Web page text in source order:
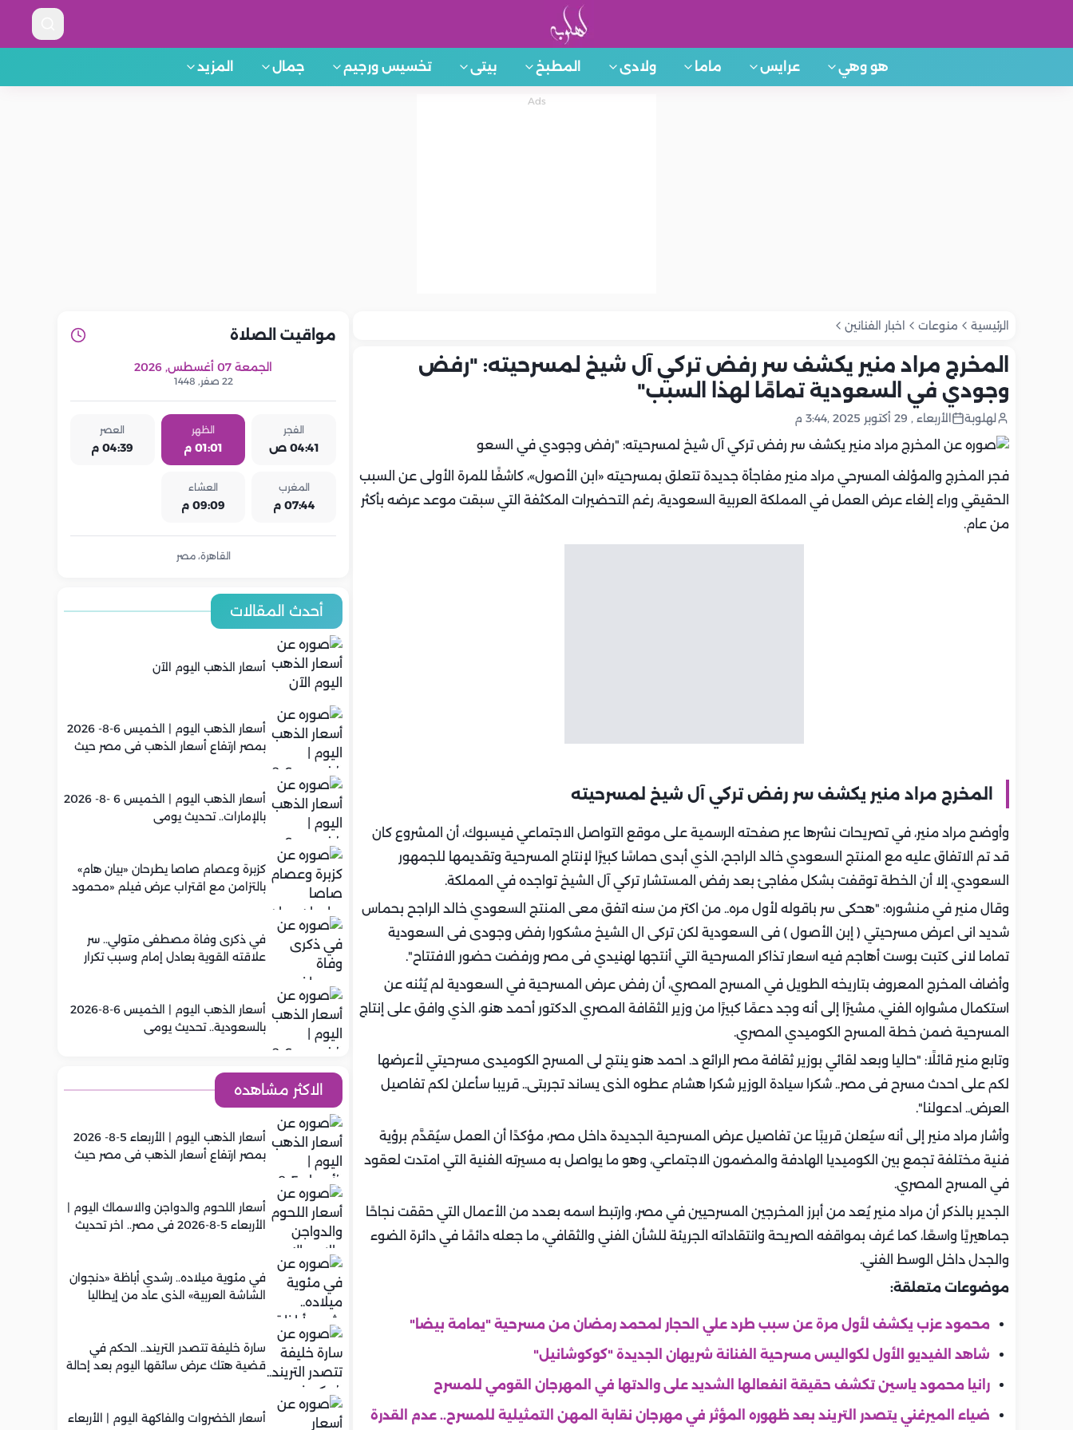
هو وهي عرايس ماما ولادى المطبخ بيتى تخسيس ورجيم جمال المزيد
الرئيسية منوعات اخبار الفنانين
المخرج مراد منير يكشف سر رفض تركي آل شيخ لمسرحيته: "رفض
وجودي في السعودية تمامًا لهذا السبب"
لهلوبة الأربعاء , 29 أكتوبر 2025 ,3:44 م
فجر المخرج والمؤلف المسرحي مراد منير مفاجأة جديدة تتعلق بمسرحيته «ابن الأصول»، كاشفًا للمرة الأولى عن السبب
الحقيقي وراء إلغاء عرض العمل في المملكة العربية السعودية، رغم التحضيرات المكثفة التي سبقت موعد عرضه بأكثر
من عام.
المخرج مراد منير يكشف سر رفض تركي آل شيخ لمسرحيته
وأوضح مراد منير، في تصريحات نشرها عبر صفحته الرسمية على موقع التواصل الاجتماعي فيسبوك، أن المشروع كان
قد تم الاتفاق عليه مع المنتج السعودي خالد الراجح، الذي أبدى حماسًا كبيرًا لإنتاج المسرحية وتقديمها للجمهور
السعودي، إلا أن الخطة توقفت بشكل مفاجئ بعد رفض المستشار تركي آل الشيخ تواجده في المملكة.
وقال منير في منشوره: "هحكى سر باقوله لأول مره.. من اكتر من سنه اتفق معى المنتج السعودي خالد الراجح بحماس
شديد انى اعرض مسرحيتي ( إبن الأصول ) فى السعودية لكن تركى ال الشيخ مشكورا رفض وجودى فى السعودية
تماما لانى كتبت بوست أهاجم فيه اسعار تذاكر المسرحية التي أنتجها لهنيدي فى مصر ورفضت حضور الافتتاح".
وأضاف المخرج المعروف بتاريخه الطويل في المسرح المصري، أن رفض عرض المسرحية في السعودية لم يُثنه عن
استكمال مشواره الفني، مشيرًا إلى أنه وجد دعمًا كبيرًا من وزير الثقافة المصري الدكتور أحمد هنو، الذي وافق على إنتاج
المسرحية ضمن خطة المسرح الكوميدي المصري.
وتابع منير قائلًا: "حاليا وبعد لقائي بوزير ثقافة مصر الرائع د. احمد هنو ينتج لى المسرح الكوميدى مسرحيتي لأعرضها
لكم على احدث مسرح فى مصر.. شكرا سيادة الوزير شكرا هشام عطوه الذى يساند تجربتى.. قريبا سأعلن لكم تفاصيل
العرض.. ادعولنا".
وأشار مراد منير إلى أنه سيُعلن قريبًا عن تفاصيل عرض المسرحية الجديدة داخل مصر، مؤكدًا أن العمل سيُقدَّم برؤية
فنية مختلفة تجمع بين الكوميديا الهادفة والمضمون الاجتماعي، وهو ما يواصل به مسيرته الفنية التي امتدت لعقود
في المسرح المصري.
الجدير بالذكر أن مراد منير يُعد من أبرز المخرجين المسرحيين في مصر، وارتبط اسمه بعدد من الأعمال التي حققت نجاحًا
جماهيريًا واسعًا، كما عُرف بمواقفه الصريحة وانتقاداته الجريئة للشأن الفني والثقافي، ما جعله دائمًا في دائرة الضوء
والجدل داخل الوسط الفني.
موضوعات متعلقة:
محمود عزب يكشف لأول مرة عن سبب طرد علي الحجار لمحمد رمضان من مسرحية "يمامة بيضا"
شاهد الفيديو الأول لكواليس مسرحية الفنانة شريهان الجديدة "كوكوشانيل"
رانيا محمود ياسين تكشف حقيقة انفعالها الشديد على والدتها في المهرجان القومي للمسرح
ضياء الميرغني يتصدر التريند بعد ظهوره المؤثر في مهرجان نقابة المهن التمثيلية للمسرح.. عدم القدرة
مواقيت الصلاة
الجمعة 07 أغسطس, 2026
22 صفر, 1448
الفجر
04:41 ص
الظهر
01:01 م
العصر
04:39 م
المغرب
07:44 م
العشاء
09:09 م
القاهرة، مصر
أحدث المقالات
أسعار الذهب اليوم الآن
أسعار الذهب اليوم | الخميس 6-8- 2026
بمصر ارتفاع أسعار الذهب في مصر حيث
أسعار الذهب اليوم | الخميس 6 -8- 2026
بالإمارات.. تحديث يومي
كزبرة وعصام صاصا يطرحان «بيان هام»
بالتزامن مع اقتراب عرض فيلم «محمود
في ذكرى وفاة مصطفى متولي.. سر
علاقته القوية بعادل إمام وسبب تكرار
أسعار الذهب اليوم | الخميس 6-8-2026
بالسعودية.. تحديث يومي
الاكثر مشاهده
أسعار الذهب اليوم | الأربعاء 5-8- 2026
بمصر ارتفاع أسعار الذهب في مصر حيث
أسعار اللحوم والدواجن والاسماك اليوم |
الأربعاء 5-8-2026 في مصر.. اخر تحديث
في مئوية ميلاده.. رشدي أباظة «دنجوان
الشاشة العربية» الذي عاد من إيطاليا
سارة خليفة تتصدر التريند.. الحكم في
قضية هتك عرض سائقها اليوم بعد إحالة
أسعار الخضروات والفاكهة اليوم | الأربعاء